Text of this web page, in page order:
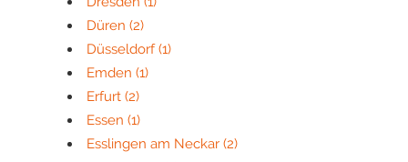
Düren (2)
Düsseldorf(1)
Emden (1)
Erfurt (2)
Essen (1)
Esslingen am Neckar (2)